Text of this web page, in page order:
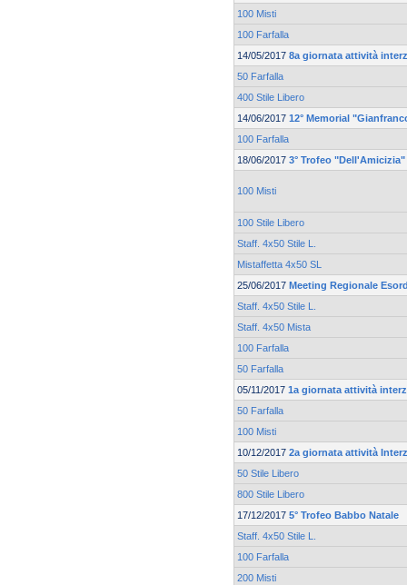
100 Misti
100 Farfalla
14/05/2017 8a giornata attività
50 Farfalla
400 Stile Libero
14/06/2017 12° Memorial
100 Farfalla
18/06/2017 3° Trofeo "Dell'Amicizia"
100 Misti
100 Stile Libero
Staff. 4x50 Stile L.
Mistaffetta 4x50 SL
25/06/2017 Meeting Regionale
Staff. 4x50 Stile L.
Staff. 4x50 Mista
100 Farfalla
50 Farfalla
05/11/2017 1a giornata attività
50 Farfalla
100 Misti
10/12/2017 2a giornata attività
50 Stile Libero
800 Stile Libero
17/12/2017 5° Trofeo Babbo Natale
Staff. 4x50 Stile L.
100 Farfalla
200 Misti